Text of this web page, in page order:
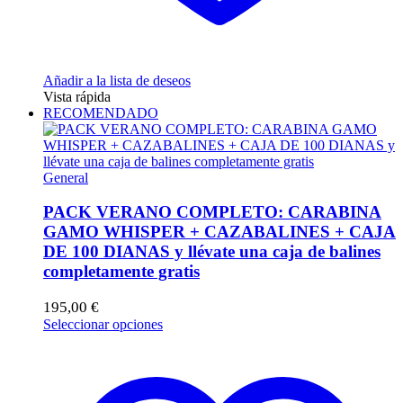
Añadir a la lista de deseos
Vista rápida
RECOMENDADO
General
PACK VERANO COMPLETO: CARABINA
GAMO WHISPER + CAZABALINES + CAJA
DE 100 DIANAS y llévate una caja de balines
completamente gratis
195,00 €
Seleccionar opcionesEste
variantes.